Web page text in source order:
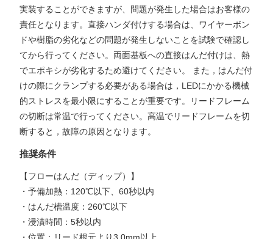
実装することができますが、問題が発生した場合はお客様の
責任となります。直接ハンダ付けする場合は、ワイヤーボン
ドや樹脂の劣化などの問題が発生しないことを試験で確認し
てから行ってください。両面基板への直接はんだ付けは、熱
でエポキシが劣化するため避けてください。 また，はんだ付
けの際にクランプする必要がある場合は，LEDにかかる機械
的ストレスを最小限にすることが重要です。リードフレーム
の切断は常温で行ってください。高温でリードフレームを切
断すると，故障の原因となります。
推奨条件
【フローはんだ（ディップ）】
・予備加熱：120℃以下、60秒以内
・はんだ槽温度：260℃以下
・浸漬時間：5秒以内
・位置：リード根元より3.0mm以上